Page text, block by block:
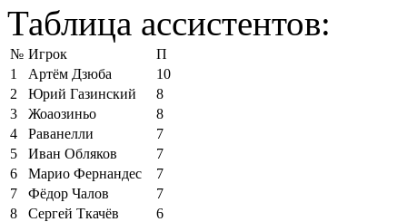
Таблица ассистентов:
№ Игрок
П
1
Артём Дзюба
10
2
Юрий Газинский
8
3
Жоаозиньо
8
4
Раванелли
7
5
Иван Обляков
7
6
Марио Фернандес
7
7
Фёдор Чалов
7
8
Сергей Ткачёв
6